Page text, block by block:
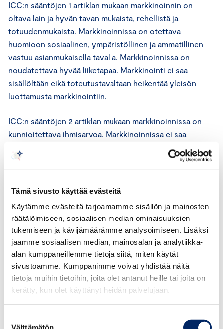
Tämä sivusto käyttää evästeitä
Käytämme evästeitä tarjoamamme sisällön ja mainosten
räätälöimiseen, sosiaalisen median ominaisuuksien
tukemiseen ja kävijämäärämme analysoimiseen. Lisäksi
jaamme sosiaalisen median, mainosalan ja analytiikka-
alan kumppaneillemme tietoja siitä, miten käytät
sivustoamme. Kumppanimme voivat yhdistää näitä
tietoja muihin tietoihin, joita olet antanut heille tai joita on
kerätty, kun olet käyttänyt heidän palvelujaan.
Välttämätön
ICC:n sääntöjen 1 artiklan mukaan markkinoinnin on
oltava lain ja hyvän tavan mukaista, rehellistä ja
totuudenmukaista. Markkinoinnissa on otettava
huomioon sosiaalinen, ympäristöllinen ja ammatillinen
vastuu asianmukaisella tavalla. Markkinoinnissa on
noudatettava hyvää liiketapaa. Markkinointi ei saa
sisällöltään eikä toteutustavaltaan heikentää yleisön
luottamusta markkinointiin.
ICC:n sääntöjen 2 artiklan mukaan markkinoinnissa on
kunnioitettava ihmisarvoa. Markkinoinnissa ei saa
yllyttää syrjintään. Markkinoinnissa ei saa suvaita
syrjintää, joka perustuu esimerkiksi etniseen tai
kansalliseen alkuperään, uskontoon, sukupuoleen, ikään,
fyysisiin ominaisuuksiin, mielenterveyteen,
Markkinoijaa rohkaistaan ottamaan huomioon
monimuotoisuus ja inkluusio sekä välttämään
stereotypioita ja esineellistämistä.
ICC:n sääntöjen 3 artiklan mukaan markkinointi ei saa
sisältää sellaista, joka on kysymyksessä olevassa maassa
tai kulttuurissa hyvän tavan vastaista.